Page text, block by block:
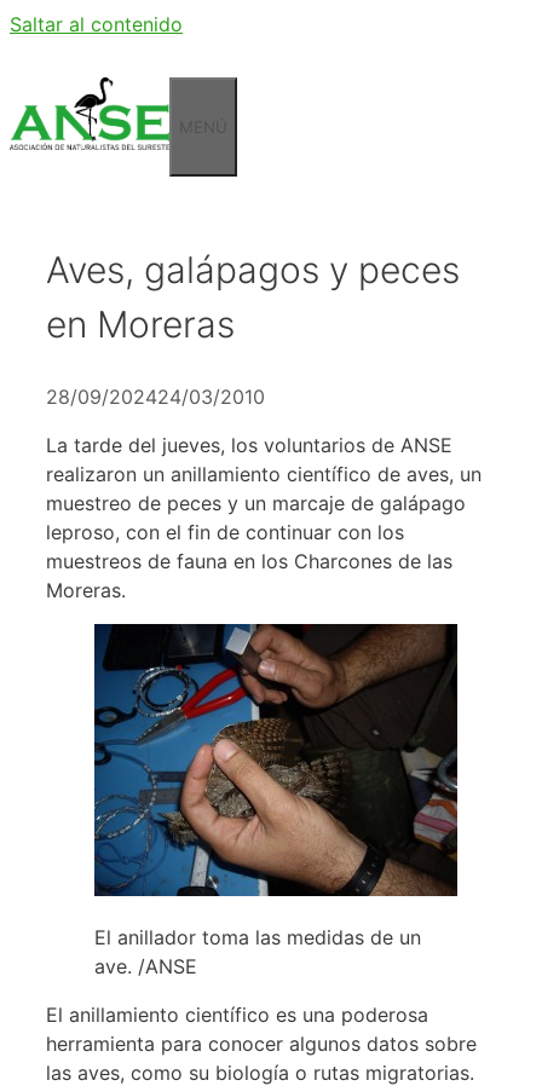
Saltar al contenido
Aves, galápagos y peces
en Moreras
28/09/202424/03/2010
La tarde del jueves, los voluntarios de ANSE
realizaron un anillamiento científico de aves, un
muestreo de peces y un marcaje de galápago
leproso, con el fin de continuar con los
muestreos de fauna en los Charcones de las
Moreras.
El anillador toma las medidas de un
ave. /ANSE
El anillamiento científico es una poderosa
herramienta para conocer algunos datos sobre
las aves, como su biología o rutas migratorias.